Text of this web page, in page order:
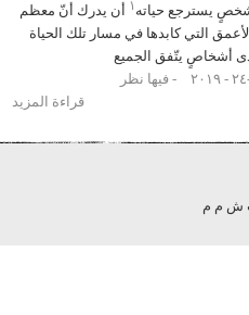
حياته أن يدرك أنّ معظم
كابدها في مسار تلك الحياة
يتّفق الجميع
فيها نظر
قراءة المزيدحول
المدمِّرة